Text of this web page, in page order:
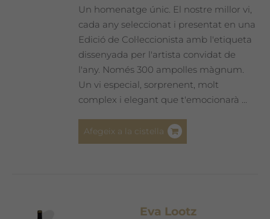
Un homenatge únic. El nostre millor vi,
cada any seleccionat i presentat en una
Edició de Col·leccionista amb l'etiqueta
dissenyada per l'artista convidat de
l'any. Només 300 ampolles màgnum.
Un vi especial, sorprenent, molt
complex i elegant que t'emocionarà ...
Afegeix a la cistella
Eva Lootz